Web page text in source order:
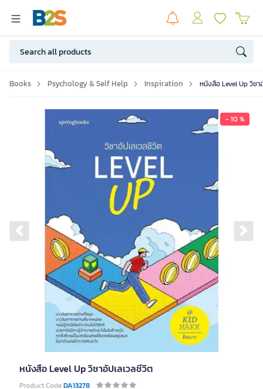
Books Psychology & Self Help Inspiration หนังสือ Level Up วิชา
- 10 %
Previous slide
หนังสือ Level Up วิชาอัปเลเวลชีวิต
Product CodeDA13278